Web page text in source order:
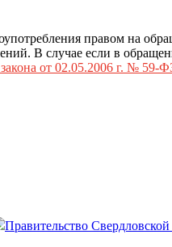
правом на
В случае если в
от 02.05.2006 г. № 59-
Правительство Свердловской